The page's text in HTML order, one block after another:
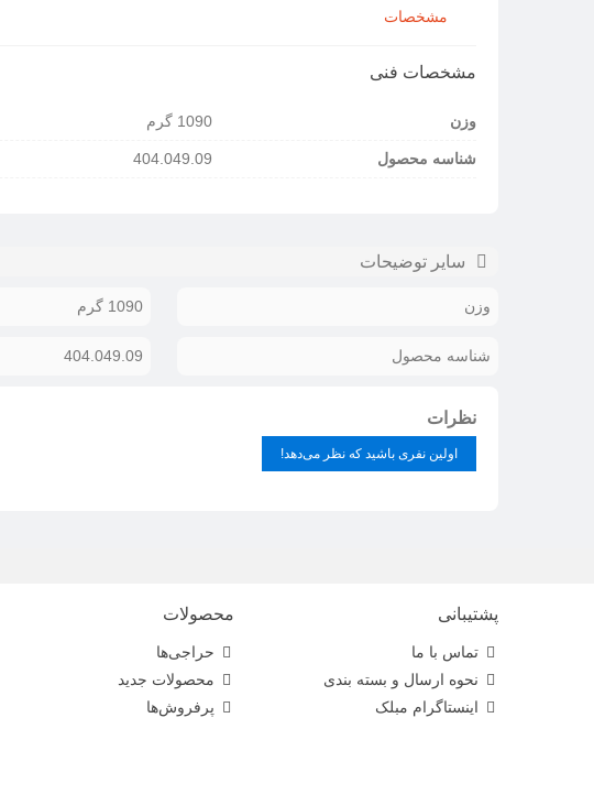
مشخصات
مشخصات فنی
وزن 1090 گرم
شناسه محصول 404.049.09
سایر توضیحات
وزن 1090 گرم
شناسه محصول 404.049.09
نظرات
اولین نفری باشید که نظر می‌دهد!
پشتیبانی
تماس با ما
نحوه ارسال و بسته بندی
اینستاگرام مبلک
محصولات
حراجی‌ها
محصولات جدید
پرفروش‌ها